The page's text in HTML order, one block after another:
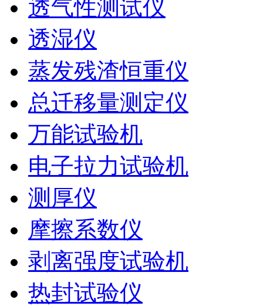
透气性测试仪
透湿仪
蒸发残渣恒重仪
总迁移量测定仪
万能试验机
电子拉力试验机
测厚仪
摩擦系数仪
剥离强度试验机
热封试验仪